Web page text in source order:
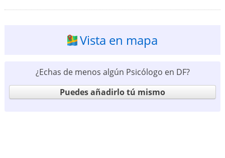
Vista en mapa
¿Echas de menos algún Psicólogo en DF?
Puedes añadirlo tú mismo